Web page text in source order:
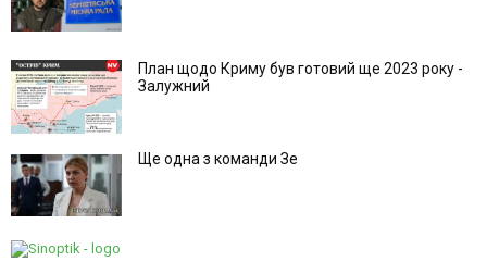
План щодо Криму був готовий ще 2023 року -
Залужний
Ще одна з команди Зе